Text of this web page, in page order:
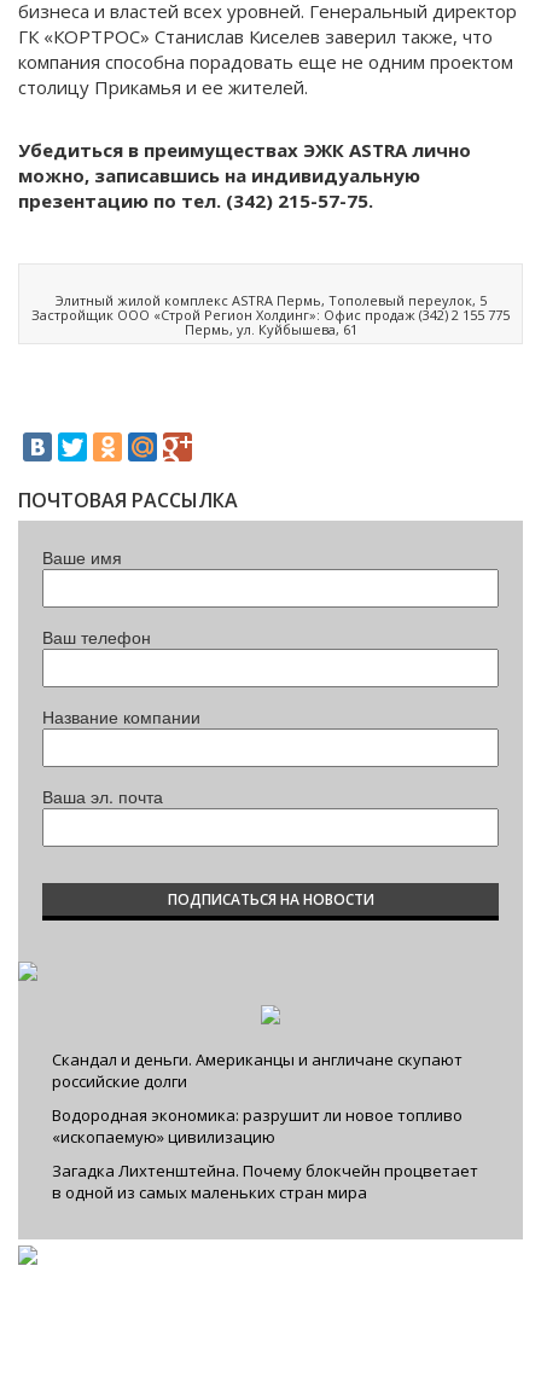
бизнеса и властей всех уровней. Генеральный директор
ГК «КОРТРОС» Станислав Киселев заверил также, что
компания способна порадовать еще не одним проектом
столицу Прикамья и ее жителей.
Убедиться в преимуществах ЭЖК ASTRA лично
можно, записавшись на индивидуальную
презентацию по тел. (342) 215-57-75.
Элитный жилой комплекс ASTRA Пермь, Тополевый переулок, 5
Застройщик ООО «Строй Регион Холдинг»: Офис продаж (342) 2 155 775
Пермь, ул. Куйбышева, 61
ПОЧТОВАЯ РАССЫЛКА
Ваше имя
Ваш телефон
Название компании
Ваша эл. почта
Скандал и деньги. Американцы и англичане скупают
российские долги
Водородная экономика: разрушит ли новое топливо
«ископаемую» цивилизацию
Загадка Лихтенштейна. Почему блокчейн процветает
в одной из самых маленьких стран мира